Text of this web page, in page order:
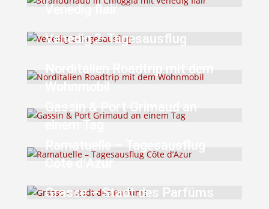
Venedig flair
Venedig 2-Tagesausflug
Norditalien Roadtrip mit dem
Wohnmobil
Gassin & Port Grimaud an
einem Tag
Ramatuelle – Tagesausflug
Côte d’Azur
Grasse – Stadt des Parfüms